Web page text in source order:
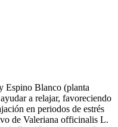
Espino Blanco (planta
a relajar, favoreciendo
en periodos de estrés
de Valeriana officinalis L.